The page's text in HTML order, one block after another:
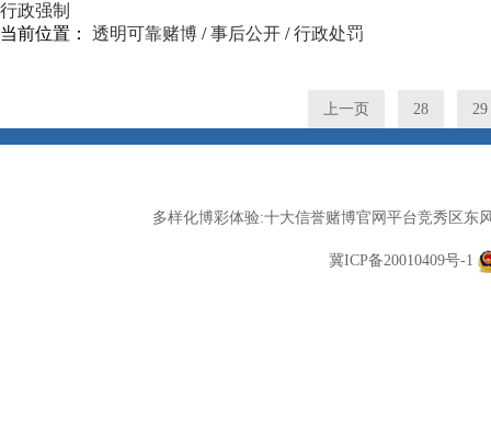
行政强制
当前位置： 透明可靠赌博 /事后公开 /行政处罚
上一页 28 29
多样化博彩体验:十大信誉赌博官网平台竞秀区东
冀ICP备20010409号-1